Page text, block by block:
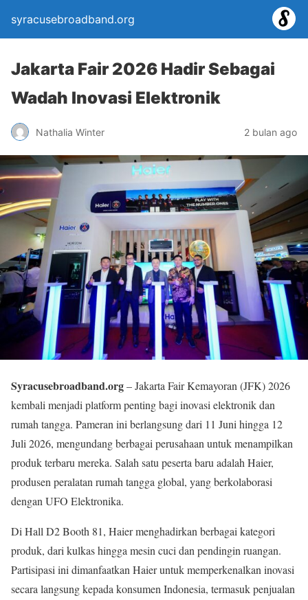
syracusebroadband.org
Jakarta Fair 2026 Hadir Sebagai
Wadah Inovasi Elektronik
Nathalia Winter 2 bulan ago
Syracusebroadband.org– Jakarta Fair Kemayoran (JFK) 2026
kembali menjadi platform penting bagi inovasi elektronik dan
rumah tangga. Pameran ini berlangsung dari 11 Juni hingga 12
Juli 2026, mengundang berbagai perusahaan untuk menampilkan
produk terbaru mereka. Salah satu peserta baru adalah Haier,
produsen peralatan rumah tangga global, yang berkolaborasi
dengan UFO Elektronika.
Di Hall D2 Booth 81, Haier menghadirkan berbagai kategori
produk, dari kulkas hingga mesin cuci dan pendingin ruangan.
Partisipasi ini dimanfaatkan Haier untuk memperkenalkan inovasi
secara langsung kepada konsumen Indonesia, termasuk penjualan